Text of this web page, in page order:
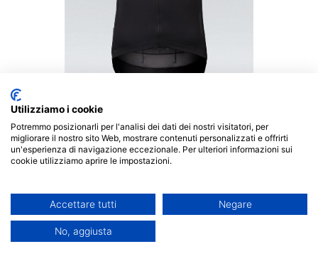
Descrizione:
Polartec® Windbloc™, che protegge da vento e
pioggia leggera senza compromettere la traspirabilità.
Utilizziamo i cookie
Potremmo posizionarli per l'analisi dei dati dei nostri visitatori, per
migliorare il nostro sito Web, mostrare contenuti personalizzati e offrirti
un'esperienza di navigazione eccezionale. Per ulteriori informazioni sui
cookie utilizziamo aprire le impostazioni.
Accettare tutti Negare
No, aggiusta